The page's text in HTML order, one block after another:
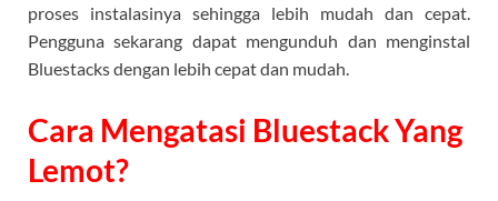
proses instalasinya sehingga lebih mudah dan cepat.
Pengguna sekarang dapat mengunduh dan menginstal
Bluestacks dengan lebih cepat dan mudah.
Cara Mengatasi Bluestack Yang
Lemot?